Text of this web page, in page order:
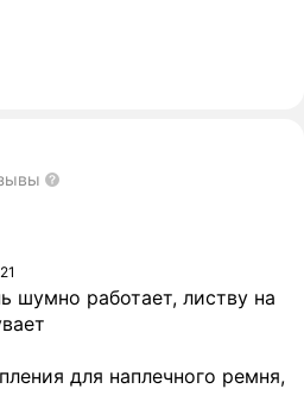
шумно работает, листву на
для наплечного ремня,